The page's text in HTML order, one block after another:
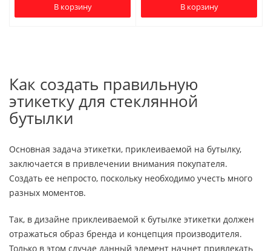
В корзину В корзину
Как создать правильную
этикетку для стеклянной
бутылки
Основная задача этикетки, приклеиваемой на бутылку,
заключается в привлечении внимания покупателя.
Создать ее непросто, поскольку необходимо учесть много
разных моментов.
Так, в дизайне приклеиваемой к бутылке этикетки должен
отражаться образ бренда и концепция производителя.
Только в этом случае данный элемент начнет привлекать